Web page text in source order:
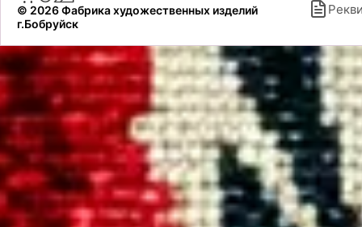
© 2026 Фабрика художественных изделий
г.Бобруйск